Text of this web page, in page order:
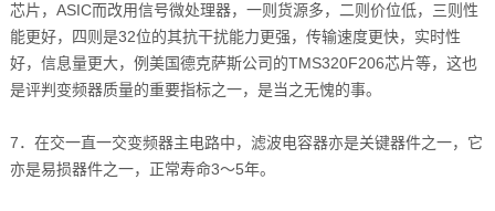
芯片，ASIC而改用信号微处理器，一则货源多，二则价位低，三则性
能更好，四则是32位的其抗干扰能力更强，传输速度更快，实时性
好，信息量更大，例美国德克萨斯公司的TMS320F206芯片等，这也
是评判变频器质量的重要指标之一，是当之无愧的事。
7．在交一直一交变频器主电路中，滤波电容器亦是关键器件之一，它
亦是易损器件之一，正常寿命3～5年。